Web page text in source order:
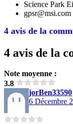
4 avis de la
Science Park
gpsr@msi.com
4 avis de la
Note moyenne :
3.8
jorBen33590
6 Décembre